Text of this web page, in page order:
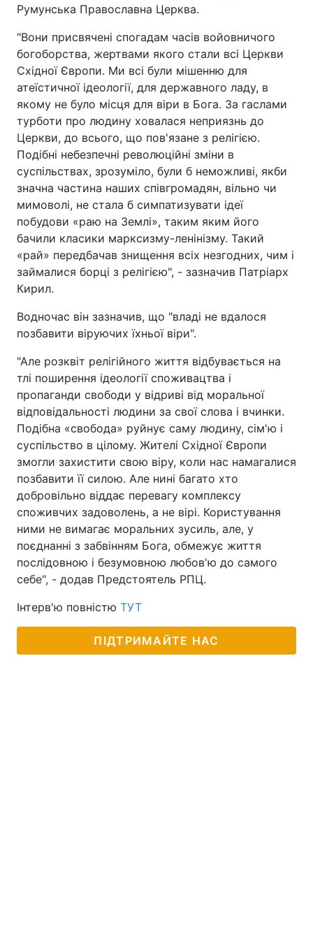
Румунська Православна Церква.
"Вони присвячені спогадам часів войовничого
богоборства, жертвами якого стали всі Церкви
Східної Європи. Ми всі були мішенню для
атеїстичної ідеології, для державного ладу, в
якому не було місця для віри в Бога. За гаслами
турботи про людину ховалася неприязнь до
Церкви, до всього, що пов'язане з релігією.
Подібні небезпечні революційні зміни в
суспільствах, зрозуміло, були б неможливі, якби
значна частина наших співгромадян, вільно чи
мимоволі, не стала б симпатизувати ідеї
побудови «раю на Землі», таким яким його
бачили класики марксизму-ленінізму. Такий
«рай» передбачав знищення всіх незгодних, чим і
займалися борці з релігією", - зазначив Патріарх
Кирил.
Водночас він зазначив, що "владі не вдалося
позбавити віруючих їхньої віри".
"Але розквіт релігійного життя відбувається на
тлі поширення ідеології споживацтва і
пропаганди свободи у відриві від моральної
відповідальності людини за свої слова і вчинки.
Подібна «свобода» руйнує саму людину, сім'ю і
суспільство в цілому. Жителі Східної Європи
змогли захистити свою віру, коли нас намагалися
позбавити її силою. Але нині багато хто
добровільно віддає перевагу комплексу
споживчих задоволень, а не вірі. Користування
ними не вимагає моральних зусиль, але, у
поєднанні з забвінням Бога, обмежує життя
послідовною і безумовною любов'ю до самого
себе", - додав Предстоятель РПЦ.
Інтерв'ю повністю ТУТ
ПІДТРИМАЙТЕ НАС